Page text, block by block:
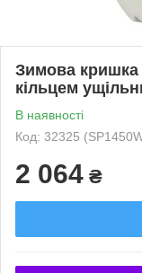
Зимова кришка
кільцем
В наявності
Код: 32325
2 064 ₴